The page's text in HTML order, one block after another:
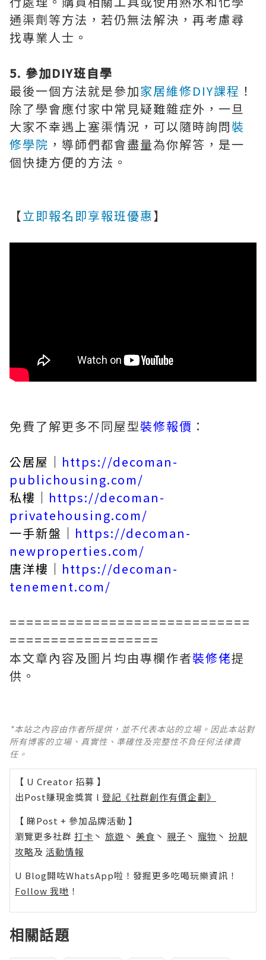
通渠劑等方法，若仍無法解決，再考慮尋
找專業人士。
5. 參加DIY班自學
最後一個方法就是參加家居維修DIY課程 ！
除了學會應付家中常見疑難雜症外，一旦
大家不幸遇上塞渠情況，可以隨時詢問裝
修學院 ，導師們都會盡量為你解答，是一
個快捷方便的方法。
【立即報名即享報班優惠】
免費了解更多不同屋型裝修報價 ：
公居屋｜ https://decoman-
publichousing.com/
私樓｜ https://decoman-
privatehousing.com/
一手新盤｜ https://decoman-
newproperties.com/
唐洋樓｜ https://decoman-
tenement.com/
=============================
==================
本文章內容及圖片均由專欄作者裝修佬提
供。
*本站之內容由作者所提供，並不代表本站的立場。因此本站對
所有博客的立場、真實性、準確性及完整性不負任何法律責
任。
【 U Creator 招募 】
出Post賺現金獎賞 l 登記《社群創作有價企劃》
【 睇Post + 參加品牌活動 】
瀏覽更多社群 打卡 丶 旅遊 丶 美食 丶 親子 丶 寵物 丶 扮靚
攻略及 活動情報
U Blog開咗WhatsApp啦！發掘更多吃喝玩樂資訊！
Follow 我哋 ！
相關話題